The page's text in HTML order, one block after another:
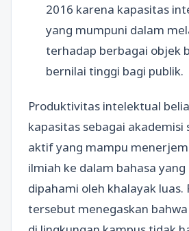
2016 karena kapasitas
yang mumpuni dalam
terhadap berbagai objek
bernilai tinggi bagi publik.
Produktivitas intelektual
kapasitas sebagai akademisi
aktif yang mampu
ilmiah ke dalam bahasa
dipahami oleh khalayak luas.
tersebut menegaskan